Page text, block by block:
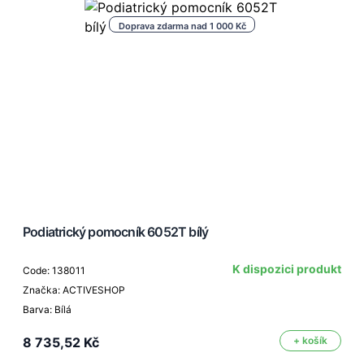
Doprava zdarma nad 1 000 Kč
Podiatrický pomocník 6052T bílý
Code: 138011
Značka: ACTIVESHOP
Barva: Bílá
K dispozici produkt
8 735,52 Kč + košík